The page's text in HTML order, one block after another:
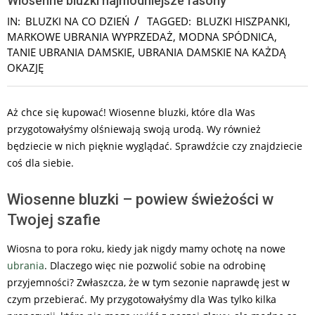
IN: BLUZKI NA CO DZIEŃ TAGGED: BLUZKI HISZPANKI,
MARKOWE UBRANIA WYPRZEDAŻ, MODNA SPÓDNICA,
TANIE UBRANIA DAMSKIE, UBRANIA DAMSKIE NA KAŻDĄ
OKAZJĘ
Aż chce się kupować! Wiosenne bluzki, które dla Was
przygotowałyśmy olśniewają swoją urodą. Wy również
będziecie w nich pięknie wyglądać. Sprawdźcie czy znajdziecie
coś dla siebie.
Wiosenne bluzki – powiew świeżości w
Twojej szafie
Wiosna to pora roku, kiedy jak nigdy mamy ochotę na nowe
ubrania. Dlaczego więc nie pozwolić sobie na odrobinę
przyjemności? Zwłaszcza, że w tym sezonie naprawdę jest w
czym przebierać. My przygotowałyśmy dla Was tylko kilka